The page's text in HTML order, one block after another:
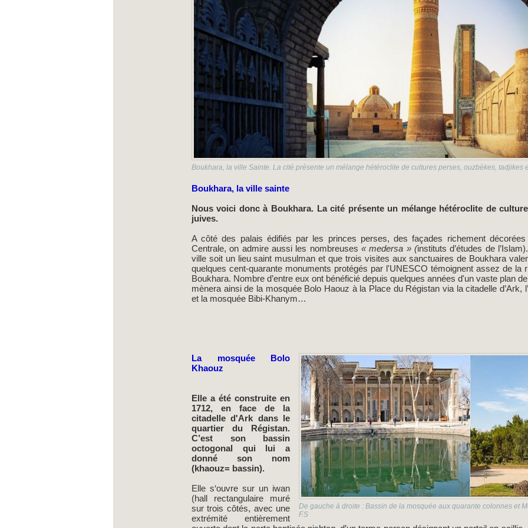
Boukhara, la ville Sainte. La cité présente un mélange hétéroclite de cultures perses, ouzbèkes, tadjikes
Boukhara, la ville sainte
Nous voici donc à Boukhara. La cité présente un mélange hétéroclite de
juives.
A côté des palais édifiés par les princes perses, des façades richement
Centrale, on admire aussi les nombreuses « medersa » (instituts d’études de
ville soit un lieu saint musulman et que trois visites aux sanctuaires de Boukhara
quelques cent-quarante monuments protégés par l'UNESCO témoignent assez de la
Boukhara. Nombre d’entre eux ont bénéficié depuis quelques années d'un vaste plan
mènera ainsi de la mosquée Bolo Haouz à la Place du Régistan via la citadelle d’Ark,
et la mosquée Bibi-Khanym…
De gauche à droite : Bassin de la mosquée aux quarante colonnes et
F.S
La mosquée Bolo
Khaouz
Elle a été construite en
1712, en face de la
citadelle d'Ark dans le
quartier du Régistan.
C’est son bassin
octogonal qui lui a
donné son nom
(khaouz= bassin).
Elle s‘ouvre sur un iwan
(hall rectangulaire muré
sur trois côtés, avec une
extrémité entièrement